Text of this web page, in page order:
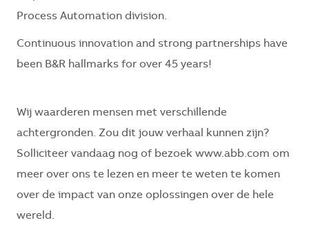
Process Automation division.
Continuous innovation and strong partnerships have
been B&R hallmarks for over 45 years!
Wij waarderen mensen met verschillende
achtergronden. Zou dit jouw verhaal kunnen zijn?
Solliciteer vandaag nog of bezoek www.abb.com om
meer over ons te lezen en meer te weten te komen
over de impact van onze oplossingen over de hele
wereld.